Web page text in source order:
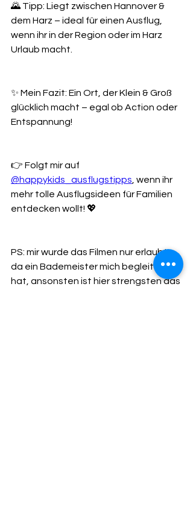
🌄 Tipp: Liegt zwischen Hannover &
dem Harz – ideal für einen Ausflug,
wenn ihr in der Region oder im Harz
Urlaub macht.
✨ Mein Fazit: Ein Ort, der Klein & Groß
glücklich macht – egal ob Action oder
Entspannung!
👉 Folgt mir auf
@happykids_ausflugstipps , wenn ihr
mehr tolle Ausflugsideen für Familien
entdecken wollt! 💖
PS: mir wurde das Filmen nur erlaubt,
da ein Bademeister mich begleitet
hat, ansonsten ist hier strengsten das